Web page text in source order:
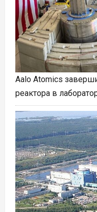
Aalo Atomics
реактора в